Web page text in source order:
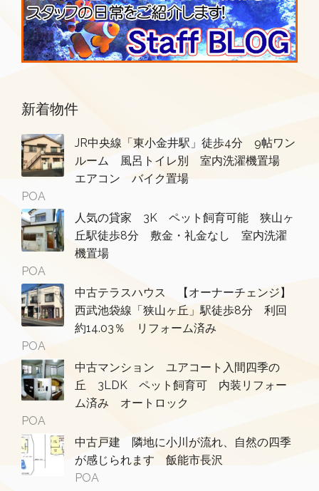
新着物件
JR中央線「東小金井駅」徒歩4分 9帖ワン
ルーム 風呂トイレ別 室内洗濯機置場
エアコン バイク置場
POA
人気の貸家 3K ペット飼育可能 狭山ヶ
丘駅徒歩8分 敷金・礼金なし 室内洗濯
機置場
POA
中古テラスハウス 【オーナーチェンジ】
西武池袋線「狭山ヶ丘」駅徒歩8分 利回
約14.03％ リフォーム済み
POA
中古マンション ユアコート入間四季の
丘 3LDK ペット飼育可 内装リフォー
ム済み オートロック
POA
中古戸建 隣地に小川が流れ、自然の四季
が感じられます 飯能市長沢
POA